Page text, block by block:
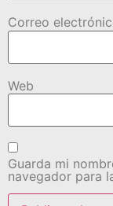
Correo
Web
Guarda mi
navegador para